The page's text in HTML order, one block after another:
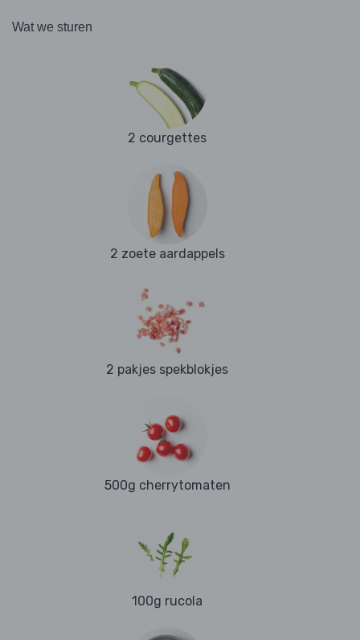
Wat we sturen
2 courgettes
2 zoete aardappels
2 pakjes spekblokjes
500g cherrytomaten
100g rucola